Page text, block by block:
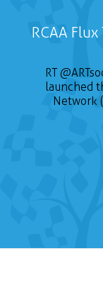
RCAA
RT
launched
Network